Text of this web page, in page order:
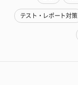
テスト・レポート対策